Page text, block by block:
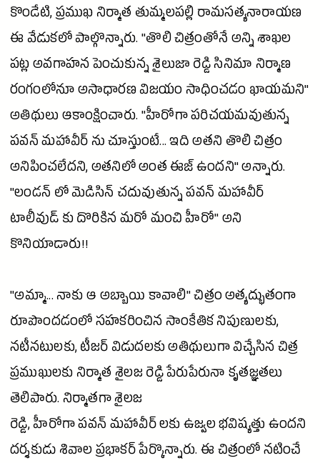
కొండేటి, ప్రముఖనిర్మాత తుమ్మలపల్లి రామసత్యనారాయణ
ఈ వేడుకలో పాల్గొన్నారు. "తొలి చిత్రంతోనే అన్ని శాఖల
పట్ల అవగాహన పెంచుకున్న శైలుజా రెడ్డిసినిమా నిర్మాణ
రంగంలోనూ అసాధారణ విజయం సాధించడం ఖాయమని"
అతిథులు ఆకాంక్షించారు. "హీరోగా పరిచయమవుతున్న
పవన్ మహావీర్ ను చూస్తుంటే... ఇది అతని తొలి చిత్రం
అనిపించలేదని, అతనిలో అంత ఈజ్ ఉందని" అన్నారు.
"లండన్ లో మెడిసిన్ చదువుతున్న పవన్ మహావీర్
టాలీవుడ్ కు దొరికిన మరో మంచి హీరో" అని
కొనియాడారు!!
"అమ్మా... నాకు ఆ అబ్బాయి కావాలి" చిత్రం అత్యద్భుతంగా
రూపొందడంలో సహకరించిన సాంకేతిక నిపుణులకు,
నటీనటులకు, టీజర్ విడుదలకు అతిథులుగా విచ్చేసిన చిత్ర
ప్రముఖులకునిర్మాతశైలజ రెడ్డిపేరుపేరునా కృతజ్ఞతలు
తెలిపారు. నిర్మాతగా శైలజ
రెడ్డి, హీరోగా పవన్ మహావీర్ లకు ఉజ్వల భవిష్యత్తు ఉందని
దర్శకుడు శివాలప్రభాకర్పేర్కొన్నారు. ఈ చిత్రంలో నటించే